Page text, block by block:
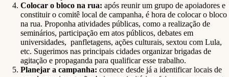
Colocar o bloco na rua: após reunir um grupo de apoiadores e
constituir o comitê local de campanha, é hora de colocar o bloco
na rua. Proponha atividades públicas, como a realização de
seminários, participação em atos públicos, debates em
universidades, panfletagens, ações culturais, sextou com Lula,
etc. Sugerimos nas principais cidades organizar brigadas de
agitação e propaganda para qualificar esse trabalho.
Planejar a campanha: comece desde já a identificar locais de